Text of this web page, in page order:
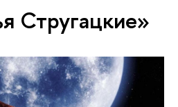
Стругацкие»